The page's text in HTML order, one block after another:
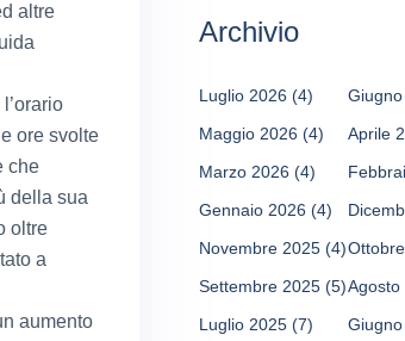
altre
ore svolte
che
della sua
oltre
a
aumento
Archivio
Luglio 2026 (4)
Maggio 2026 (4) Aprile
Marzo 2026 (4)
Gennaio 2026 (4)
Novembre 2025 (4)
Settembre 2025 (5)Agosto
Luglio 2025 (7)